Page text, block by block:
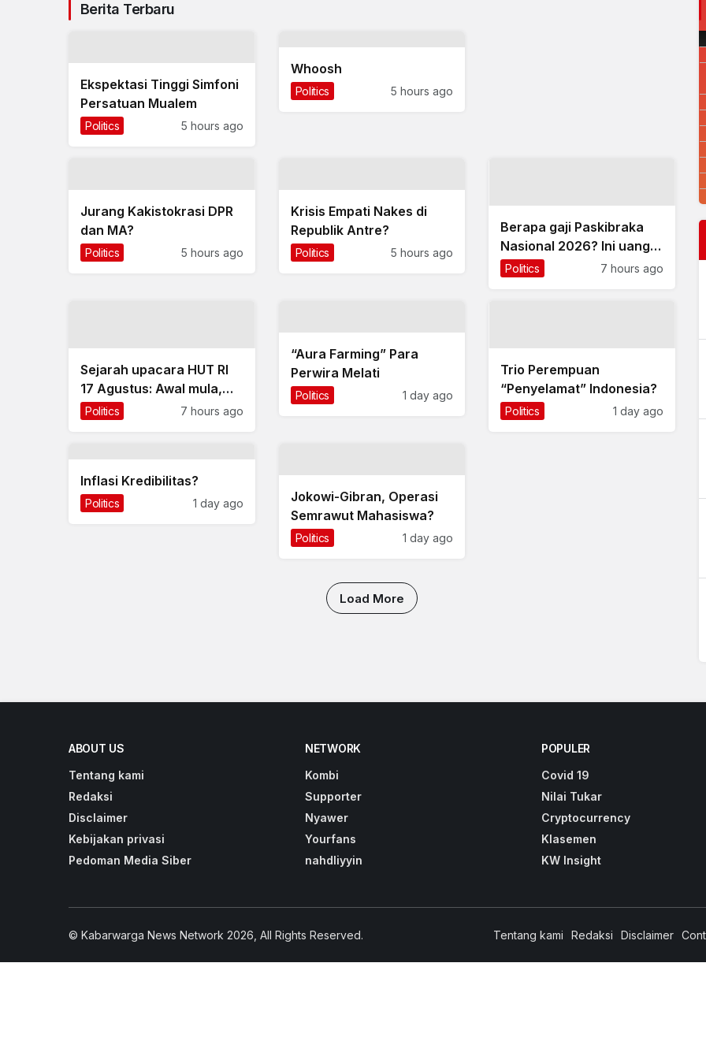
Berita Terbaru
Ekspektasi Tinggi Simfoni
Persatuan Mualem
Politics 5 hours ago
Whoosh
Politics 5 hours ago
Jurang Kakistokrasi DPR
dan MA?
Politics 5 hours ago
Krisis Empati Nakes di
Republik Antre?
Politics 5 hours ago
Berapa gaji Paskibraka
Nasional 2026? Ini uang
saku dan bonusnya
Politics 7 hours ago
Sejarah upacara HUT RI
17 Agustus: Awal mula,
makna, dan
Politics 7 hours ago
“Aura Farming” Para
Perwira Melati
Politics 1 day ago
Trio Perempuan
“Penyelamat” Indonesia?
Politics 1 day ago
Inflasi Kredibilitas?
Politics 1 day ago
Jokowi-Gibran, Operasi
Semrawut Mahasiswa?
Politics 1 day ago
Load More
ABOUT US
Tentang kami
Redaksi
Disclaimer
Kebijakan privasi
Pedoman Media Siber
NETWORK
Kombi
Supporter
Nyawer
Yourfans
nahdliyyin
POPULER
Covid 19
Nilai Tukar
Cryptocurrency
Klasemen
KW Insight
© Kabarwarga News Network 2026, All Rights Reserved. Tentang kami Redaksi Disclaimer